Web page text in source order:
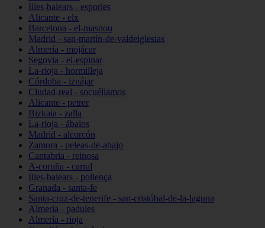
Illes-balears - esporles
Alicante - elx
Barcelona - el-masnou
Madrid - san-martín-de-valdeiglesias
Almería - mojácar
Segovia - el-espinar
La-rioja - hormilleja
Córdoba - iznájar
Ciudad-real - socuéllamos
Alicante - petrer
Bizkaia - zalla
La-rioja - ábalos
Madrid - alcorcón
Zamora - peleas-de-abajo
Cantabria - reinosa
A-coruña - carral
Illes-balears - pollença
Granada - santa-fe
Santa-cruz-de-tenerife - san-cristóbal-de-la-laguna
Almería - padules
Almería - rioja